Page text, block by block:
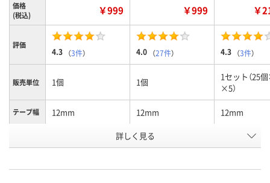
価格
(税込)
￥999 ￥999 ￥
評価
4.3 （3件） 4.0 （27件） 4.3 （3件）
販売単位 1個 1個
1セット（25個
×5）
テープ幅 12mm 12mm 12mm
白/黒文字
白/黒文字（5
ク）
お申込番
詳しく見る